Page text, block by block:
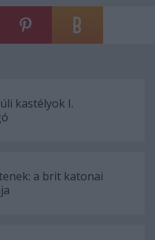
kastélyok I.
a brit katonai